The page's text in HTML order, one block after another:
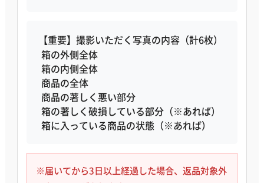
【重要】撮影いただく写真の内容（計6枚）
箱の外側全体
箱の内側全体
商品の全体
商品の著しく悪い部分
箱の著しく破損している部分（※あれば）
箱に入っている商品の状態（※あれば）
※届いてから3日以上経過した場合、返品対象外